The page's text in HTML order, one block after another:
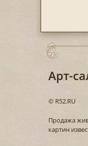
Арт-
© R52.RU
Продажа
картин